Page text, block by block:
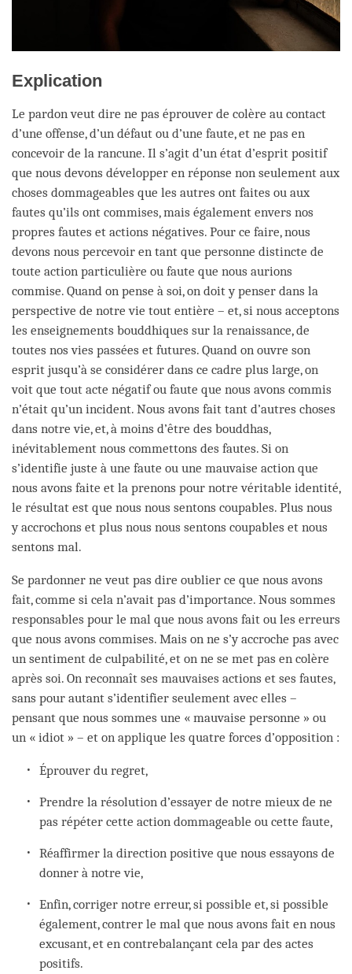
Explication
Le pardon veut dire ne pas éprouver de colère au contact
d’une offense, d’un défaut ou d’une faute, et ne pas en
concevoir de la rancune. Il s’agit d’un état d’esprit positif
que nous devons développer en réponse non seulement aux
choses dommageables que les autres ont faites ou aux
fautes qu’ils ont commises, mais également envers nos
propres fautes et actions négatives. Pour ce faire, nous
devons nous percevoir en tant que personne distincte de
toute action particulière ou faute que nous aurions
commise. Quand on pense à soi, on doit y penser dans la
perspective de notre vie tout entière – et, si nous acceptons
les enseignements bouddhiques sur la renaissance, de
toutes nos vies passées et futures. Quand on ouvre son
esprit jusqu’à se considérer dans ce cadre plus large, on
voit que tout acte négatif ou faute que nous avons commis
n’était qu’un incident. Nous avons fait tant d’autres choses
dans notre vie, et, à moins d’être des bouddhas,
inévitablement nous commettons des fautes. Si on
s’identifie juste à une faute ou une mauvaise action que
nous avons faite et la prenons pour notre véritable identité,
le résultat est que nous nous sentons coupables. Plus nous
y accrochons et plus nous nous sentons coupables et nous
sentons mal.
Se pardonner ne veut pas dire oublier ce que nous avons
fait, comme si cela n’avait pas d’importance. Nous sommes
responsables pour le mal que nous avons fait ou les erreurs
que nous avons commises. Mais on ne s’y accroche pas avec
un sentiment de culpabilité, et on ne se met pas en colère
après soi. On reconnaît ses mauvaises actions et ses fautes,
sans pour autant s’identifier seulement avec elles –
pensant que nous sommes une « mauvaise personne » ou
un « idiot » – et on applique les quatre forces d’opposition :
Éprouver du regret,
Prendre la résolution d’essayer de notre mieux de ne
pas répéter cette action dommageable ou cette faute,
Réaffirmer la direction positive que nous essayons de
donner à notre vie,
Enfin, corriger notre erreur, si possible et, si possible
également, contrer le mal que nous avons fait en nous
excusant, et en contrebalançant cela par des actes
positifs.